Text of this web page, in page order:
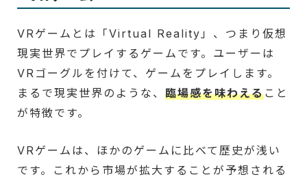
VRゲームとは「Virtual Reality」、つまり仮想
現実世界でプレイするゲームです。ユーザーは
VRゴーグルを付けて、ゲームをプレイします。
まるで現実世界のような、 臨場感を味わえること
が特徴です。
VRゲームは、ほかのゲームに比べて歴史が浅い
です。これから市場が拡大することが予想される